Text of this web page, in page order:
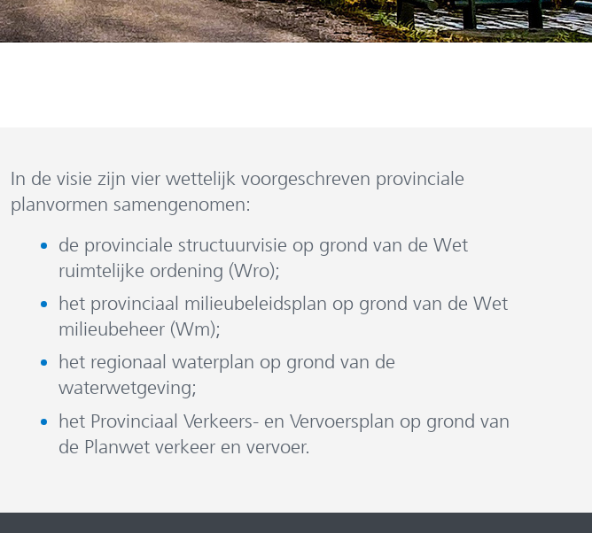
In de visie zijn vier wettelijk voorgeschreven provinciale
planvormen samengenomen:
de provinciale structuurvisie op grond van de Wet
ruimtelijke ordening (Wro);
het provinciaal milieubeleidsplan op grond van de Wet
milieubeheer (Wm);
het regionaal waterplan op grond van de
waterwetgeving;
het Provinciaal Verkeers- en Vervoersplan op grond van
de Planwet verkeer en vervoer.